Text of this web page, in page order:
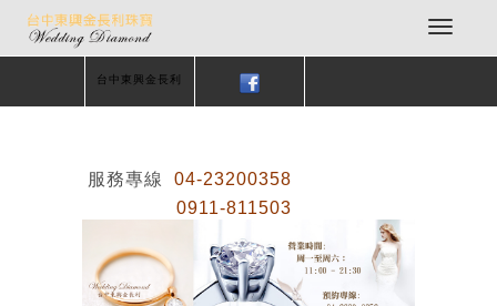
台中東興金長利
服務專線
04-23200358
0911-811503